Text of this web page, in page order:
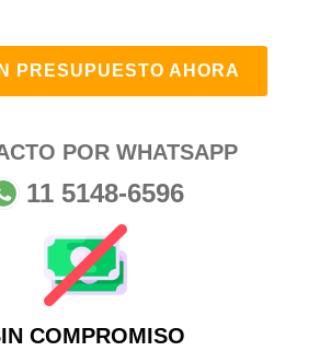
PRESUPUESTO AHORA
POR WHATSAPP
11 5148-6596
COMPROMISO